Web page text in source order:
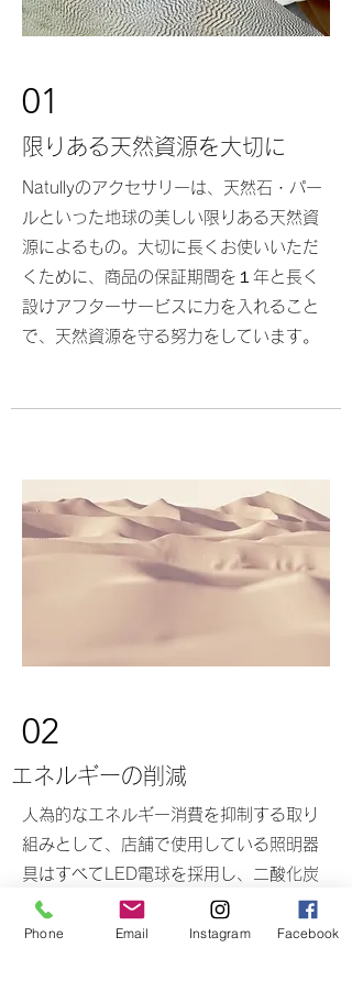
01
​限りある天然資源を大切に
Natullyのアクセサリーは、天然石・パー
ルといった地球の美しい限りある天然資
源によるもの。大切に長くお使いいただ
くために、商品の保証期間を１年と長く
設けアフターサービスに力を入れること
で、天然資源を守る努力をしています。
02
エネルギーの削減
人為的なエネルギー消費を抑制する取り
組みとして、店舗で使用している照明器
具はすべてLED電球を採用し、二酸化炭
素排出量の削減を推進しています。
Phone Email Instagram Facebook